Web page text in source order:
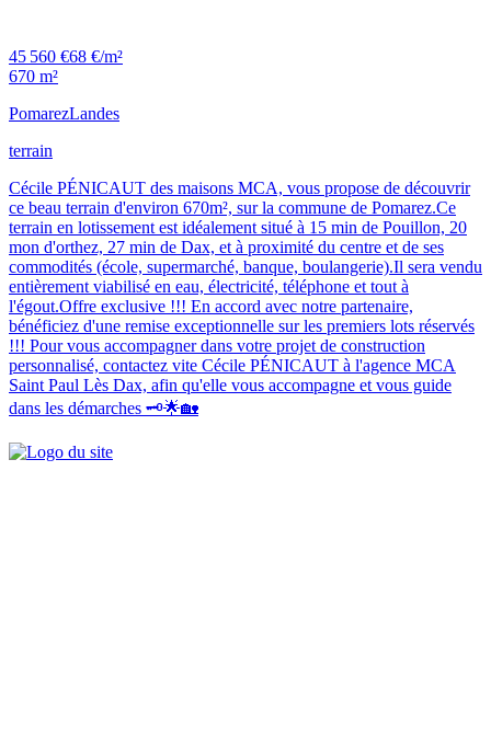
45 560 €68 €/m²
670 m²
PomarezLandes
terrain
Cécile PÉNICAUT des maisons MCA, vous propose de découvrir
ce beau terrain d'environ 670m², sur la commune de Pomarez.Ce
terrain en lotissement est idéalement situé à 15 min de Pouillon, 20
mon d'orthez, 27 min de Dax, et à proximité du centre et de ses
commodités (école, supermarché, banque, boulangerie).Il sera vendu
entièrement viabilisé en eau, électricité, téléphone et tout à
l'égout.Offre exclusive !!! En accord avec notre partenaire,
bénéficiez d'une remise exceptionnelle sur les premiers lots réservés
!!! Pour vous accompagner dans votre projet de construction
personnalisé, contactez vite Cécile PÉNICAUT à l'agence MCA
Saint Paul Lès Dax, afin qu'elle vous accompagne et vous guide
dans les démarches 🗝️🌟🏡